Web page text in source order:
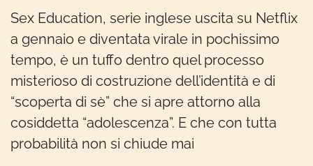
Sex Education, serie inglese uscita su Netflix
a gennaio e diventata virale in pochissimo
tempo, è un tuffo dentro quel processo
misterioso di costruzione dell’identità e di
“scoperta di sè” che si apre attorno alla
cosiddetta “adolescenza”. E che con tutta
probabilità non si chiude mai